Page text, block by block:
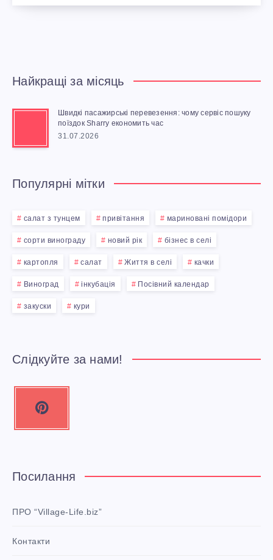
Найкращі за місяць
Швидкі пасажирські перевезення: чому сервіс пошуку
поїздок Sharry економить час
31.07.2026
Популярні мітки
салат з тунцем привітання мариновані помідори
сорти винограду новий рік бізнес в селі
картопля салат Життя в селі качки
Виноград інкубація Посівний календар
закуски кури
Слідкуйте за нами!
e
e
Посилання
ПРО “Village-Life.biz”
Контакти